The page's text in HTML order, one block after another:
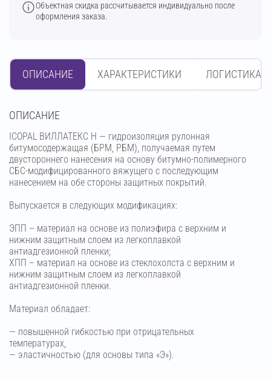
Объектная скидка рассчитывается индивидуально после
оформления заказа.
ОПИСАНИЕ ХАРАКТЕРИСТИКИ ЛОГИСТИКА
OПИСАНИЕ
ICOPAL ВИЛЛАТЕКС Н — гидроизоляция рулонная
битумосодержащая (БРМ, РБМ), получаемая путем
двустороннего нанесения на основу битумно-полимерного
СБС-модифицированного вяжущего с последующим
нанесением на обе стороны защитных покрытий.
Выпускается в следующих модификациях:
ЭПП – материал на основе из полиэфира с верхним и
нижним защитным слоем из легкоплавкой
антиадгезионной пленки;
ХПП – материал на основе из стеклохолста с верхним и
нижним защитным слоем из легкоплавкой
антиадгезионной пленки.
Материал обладает:
— повышенной гибкостью при отрицательных
температурах,
— эластичностью (для основы типа «Э»).